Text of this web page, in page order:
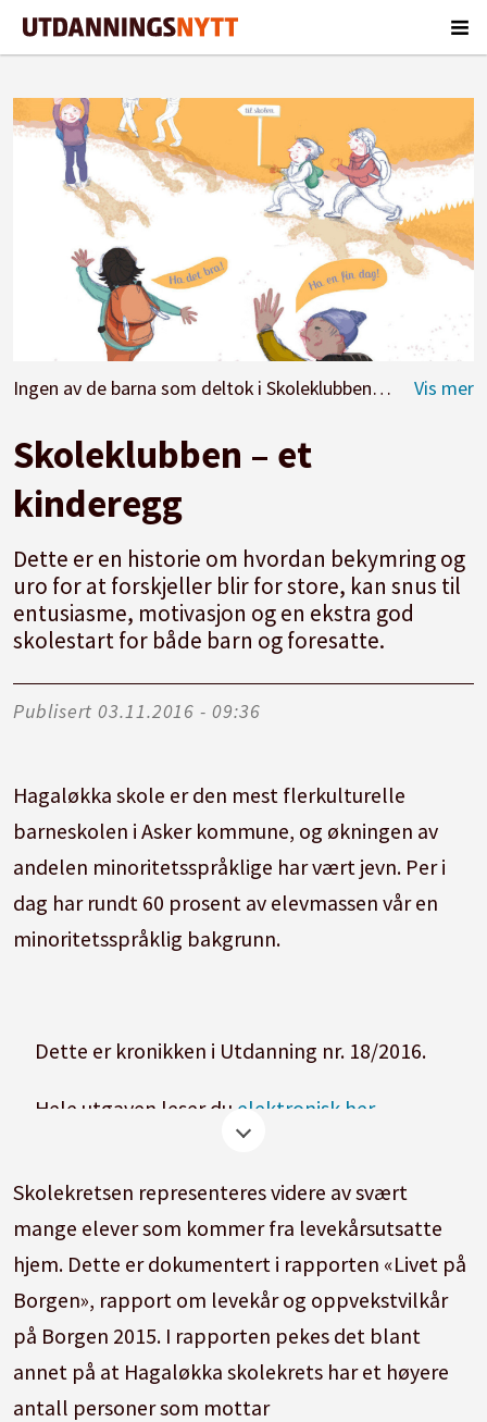
Ingen av de barna som deltok i Skoleklubben hadde problemer med gråting og adskillelse fra foresatte da de begynte i 1. klasse. Illustrasjon: Tone Lileng | post@tonelileng.no
Skoleklubben – et
kinderegg
Dette er en historie om hvordan bekymring og
uro for at forskjeller blir for store, kan snus til
entusiasme, motivasjon og en ekstra god
skolestart for både barn og foresatte.
Publisert 03.11.2016 - 09:36
Hagaløkka skole er den mest flerkulturelle
barneskolen i Asker kommune, og økningen av
andelen minoritetsspråklige har vært jevn. Per i
dag har rundt 60 prosent av elevmassen vår en
minoritetsspråklig bakgrunn.
Dette er kronikken i Utdanning nr. 18/2016.
Hele utgaven leser du elektronisk her
Skolekretsen representeres videre av svært
mange elever som kommer fra levekårsutsatte
hjem. Dette er dokumentert i rapporten «Livet på
Borgen», rapport om levekår og oppvekstvilkår
på Borgen 2015. I rapporten pekes det blant
annet på at Hagaløkka skolekrets har et høyere
antall personer som mottar